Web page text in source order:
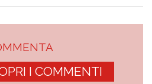
I COMMENTI